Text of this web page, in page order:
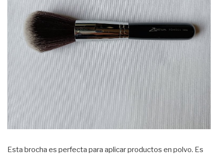
Esta brocha es perfecta para aplicar productos en polvo. Es